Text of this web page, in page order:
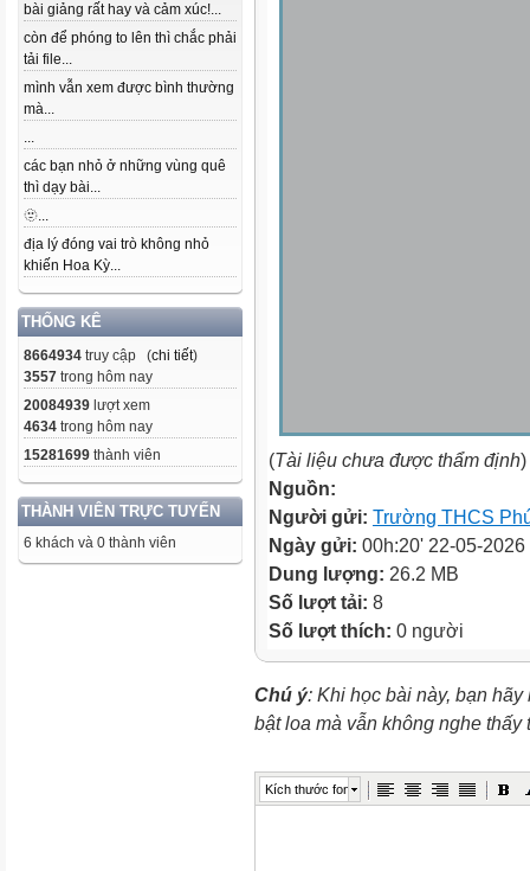
bài giảng rất hay và cảm xúc!...
còn để phóng to lên thì chắc phải
tải file...
mình vẫn xem được bình thường
mà...
...
các bạn nhỏ ở những vùng quê
thì dạy bài...
🫥...
địa lý đóng vai trò không nhỏ
khiến Hoa Kỳ...
THỐNG KÊ
8664934 truy cập (chi tiết)
3557 trong hôm nay
20084939 lượt xem
4634 trong hôm nay
15281699 thành viên
THÀNH VIÊN TRỰC TUYẾN
6 khách và 0 thành viên
(Tài liệu chưa được thẩm định)
Nguồn:
Người gửi: Trường THCS
Ngày gửi: 00h:20' 22-05-2026
Dung lượng: 26.2 MB
Số lượt tải: 8
Số lượt thích: 0 người
Chú ý: Khi học bài này, bạn
bật loa mà vẫn không nghe
Kích thước font